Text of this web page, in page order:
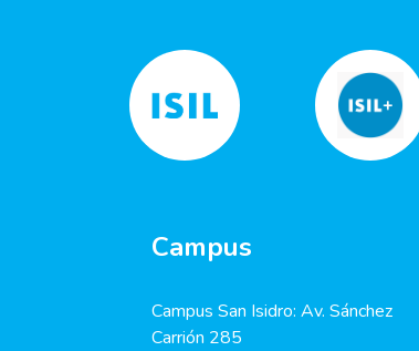
Campus
Campus San Isidro: Av. Sánchez
Carrión 285